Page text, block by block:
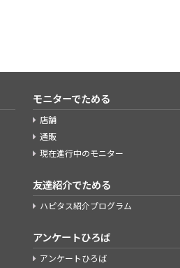
モニターでためる
店舗
通販
現在進行中のモニター
友達紹介でためる
ハピタス紹介プログラム
アンケートひろば
アンケートひろば